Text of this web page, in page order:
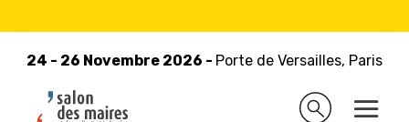
24 - 26 Novembre 2026 - Porte de Versailles, Paris
24 - 26 Novembre 2026 - Porte de Versailles, Paris
Retour à la liste des exposants
CHOLTON